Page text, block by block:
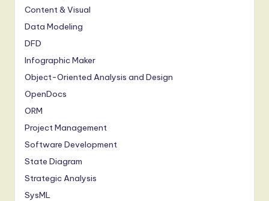
Content & Visual
Data Modeling
DFD
Infographic Maker
Object-Oriented Analysis and Design
OpenDocs
ORM
Project Management
Software Development
State Diagram
Strategic Analysis
SysML